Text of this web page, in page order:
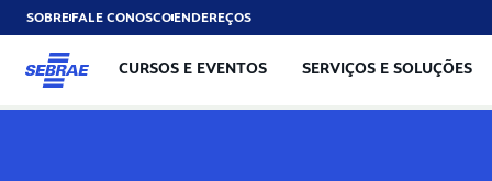
SOBREFALE CONOSCOENDEREÇOS
CURSOS E EVENTOS SERVIÇOS E SOLUÇÕES